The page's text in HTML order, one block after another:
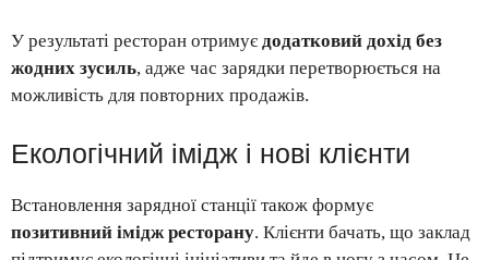
У результаті ресторан отримує додатковий дохід без
жодних зусиль, адже час зарядки перетворюється на
можливість для повторних продажів.
Екологічний імідж і нові клієнти
Встановлення зарядної станції також формує
позитивний імідж ресторану. Клієнти бачать, що заклад